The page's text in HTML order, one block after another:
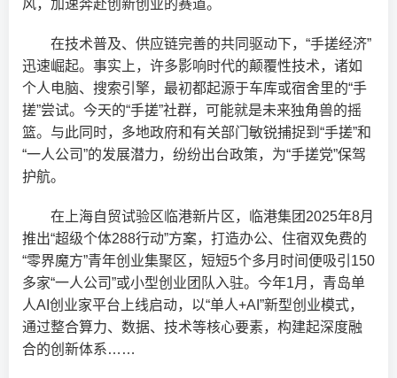
风，加速奔赴创新创业的赛道。
在技术普及、供应链完善的共同驱动下，“手搓经济”
迅速崛起。事实上，许多影响时代的颠覆性技术，诸如
个人电脑、搜索引擎，最初都起源于车库或宿舍里的“手
搓”尝试。今天的“手搓”社群，可能就是未来独角兽的摇
篮。与此同时，多地政府和有关部门敏锐捕捉到“手搓”和
“一人公司”的发展潜力，纷纷出台政策，为“手搓党”保驾
护航。
在上海自贸试验区临港新片区，临港集团2025年8月
推出“超级个体288行动”方案，打造办公、住宿双免费的
“零界魔方”青年创业集聚区，短短5个多月时间便吸引150
多家“一人公司”或小型创业团队入驻。今年1月，青岛单
人AI创业家平台上线启动，以“单人+AI”新型创业模式，
通过整合算力、数据、技术等核心要素，构建起深度融
合的创新体系……